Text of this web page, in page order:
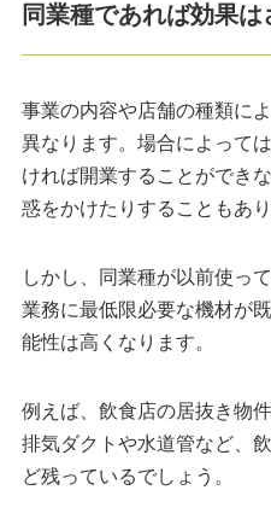
同業種であれば効果
事業の内容や店舗の種類に
異なります。場合によって
ければ開業することができ
惑をかけたりすることもあり
しかし、同業種が以前使っ
業務に最低限必要な機材が
能性は高くなります。
例えば、飲食店の居抜き物
排気ダクトや水道管など、
ど残っているでしょう。